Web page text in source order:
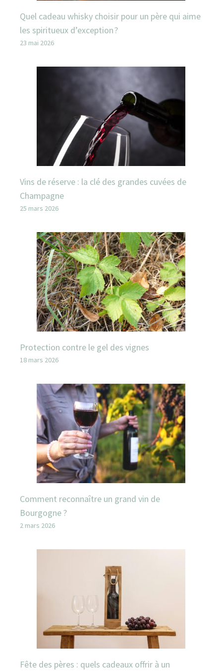
Quel cadeau whisky choisir pour un père qui aime
les spiritueux d’exception ?
23 mai 2026
Vins de réserve : la clé des grandes cuvées de
Champagne
25 mars 2026
Protection contre le gel des vignes
18 mars 2026
Comment reconnaître un grand vin de
Bourgogne ?
2 mars 2026
Fête des pères : quels cadeaux offrir à un